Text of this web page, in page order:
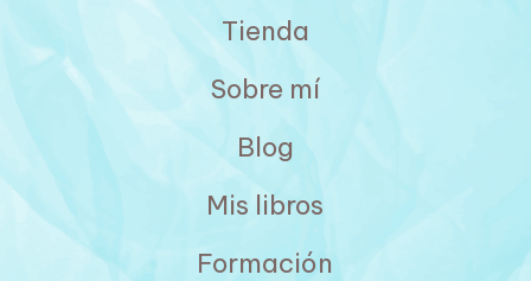
Tienda
Sobre mí
Blog
Mis libros
Formación